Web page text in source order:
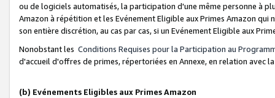
ou de logiciels automatisés, la participation d'une même personne à
Amazon à répétition et les Evénement Eligible aux Primes Amazon qui
son entière discrétion, au cas par cas, si un Evénement Eligible aux
Nonobstant les Conditions Requises pour la Participation au
d'accueil d'offres de primes, répertoriées en Annexe, en relation avec
(b) Evénements Eligibles aux Primes Amazon